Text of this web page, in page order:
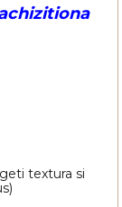
textura si